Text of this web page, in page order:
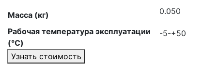
Масса (кг) 0.050
Рабочая температура эксплуатации
(°C)
-5-+50
Узнать стоимость